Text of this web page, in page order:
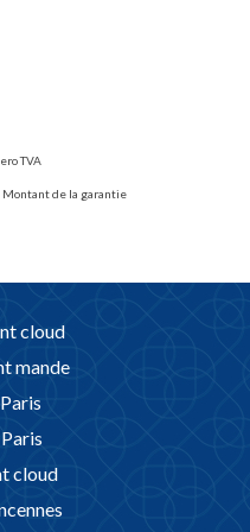
TVA
Montant de la garantie
cloud
mande
cloud